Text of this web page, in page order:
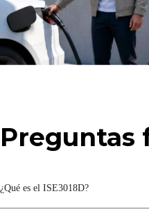
Voltaje de
Consumo de
Protección
Servicios
Preguntas
¿Qué es el ISE3018D?